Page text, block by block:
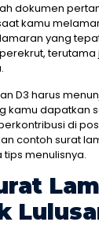
dokumen
kamu
yang
terutama
D3 harus
kamu dapatkan
di
contoh surat
menulisnya.